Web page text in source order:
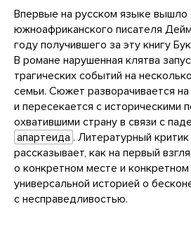
Впервые на русском языке
южноафриканского писателя
году получившего за эту книгу
В романе нарушенная клятва
трагических событий на
семьи. Сюжет разворачивается
и пересекается с историческими
охватившими страну в связи с
апартеида . Литературный
рассказывает, как на первый
о конкретном месте и
универсальной историей о
с несправедливостью.